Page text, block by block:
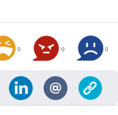
0 0 0